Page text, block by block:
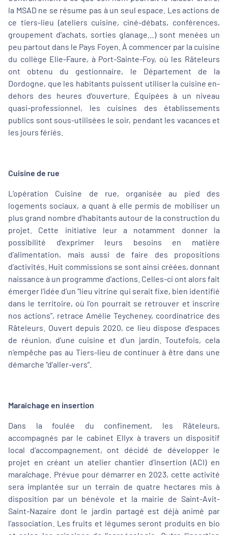
la MSAD ne se résume pas à un seul espace. Les actions de
ce tiers-lieu (ateliers cuisine, ciné-débats, conférences,
groupement d’achats, sorties glanage…) sont menées un
peu partout dans le Pays Foyen. À commencer par la cuisine
du collège Elie-Faure, à Port-Sainte-Foy, où les Râteleurs
ont obtenu du gestionnaire, le Département de la
Dordogne, que les habitants puissent utiliser la cuisine en-
dehors des heures d’ouverture. Équipées à un niveau
quasi-professionnel, les cuisines des établissements
publics sont sous-utilisées le soir, pendant les vacances et
les jours fériés.
Cuisine de rue
L’opération Cuisine de rue, organisée au pied des
logements sociaux, a quant à elle permis de mobiliser un
plus grand nombre d’habitants autour de la construction du
projet. Cette initiative leur a notamment donner la
possibilité d’exprimer leurs besoins en matière
d’alimentation, mais aussi de faire des propositions
d’activités. Huit commissions se sont ainsi créées, donnant
naissance à un programme d’actions. Celles-ci ont alors fait
émerger l’idée d’un “lieu vitrine qui serait fixe, bien identifié
dans le territoire, où l’on pourrait se retrouver et inscrire
nos actions”, retrace Amélie Teycheney, coordinatrice des
Râteleurs. Ouvert depuis 2020, ce lieu dispose d’espaces
de réunion, d’une cuisine et d’un jardin. Toutefois, cela
n’empêche pas au Tiers-lieu de continuer à être dans une
démarche “d’aller-vers”.
Maraîchage en insertion
Dans la foulée du confinement, les Râteleurs,
accompagnés par le cabinet Ellyx à travers un dispositif
local d’accompagnement, ont décidé de développer le
projet en créant un atelier chantier d’insertion (ACI) en
maraîchage. Prévue pour démarrer en 2023, cette activité
sera implantée sur un terrain de quatre hectares mis à
disposition par un bénévole et la mairie de Saint-Avit-
Saint-Nazaire dont le jardin partagé est déjà animé par
l’association. Les fruits et légumes seront produits en bio